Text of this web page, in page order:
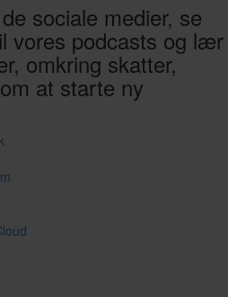
sociale medier, se
vores podcasts og lær
omkring skatter,
at starte ny